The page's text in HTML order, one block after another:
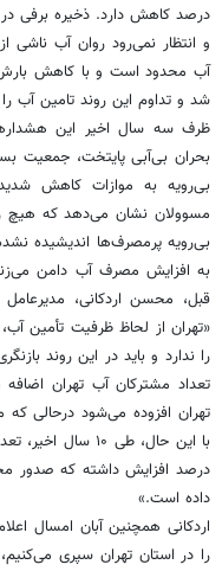
درصد کاهش دارد. ذخیره برفی
و انتظار نمی‌رود روان آب
آب محدود است و با کاهش
شد و تداوم این روند تامین آب
ظرف سه سال اخیر این
بحران بی‌آبی پایتخت، جمعیت
بی‌رویه به موازات کاهش
مسوولان نشان می‌دهد که هیچ
بی‌رویه پرمصرف‌ها اندیشیده
به افزایش مصرف آب دامن
قبل، محسن اردکانی،
«تهران از لحاظ ظرفیت تأمین
تهران افزوده می‌شود درحالی که
درصد افزایش داشته که صدور
داده است.»
اردکانی همچنین آبان امسال